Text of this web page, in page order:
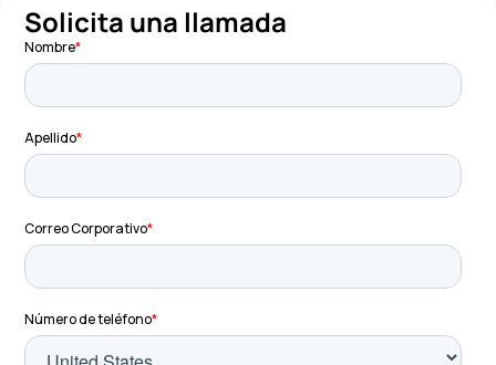
Solicita una llamada